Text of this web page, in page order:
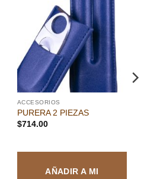
Añadir
a la
lista de
deseos
ACCESORIOS
PURERA 2 PIEZAS
$714.00
AÑADIR A MI